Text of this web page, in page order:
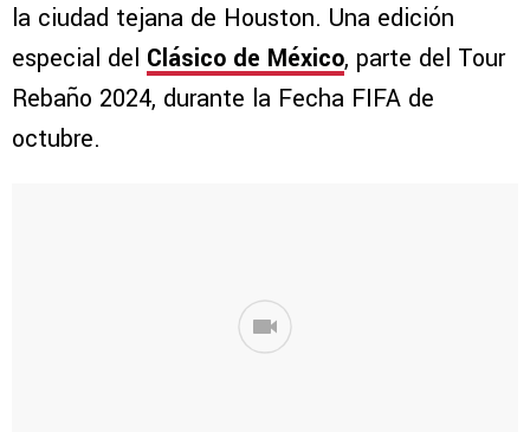
la ciudad tejana de Houston. Una edición
especial del Clásico de México, parte del Tour
Rebaño 2024, durante la Fecha FIFA de
octubre.